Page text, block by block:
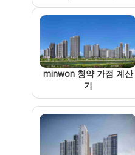
minwon 청약 가점 계산
기